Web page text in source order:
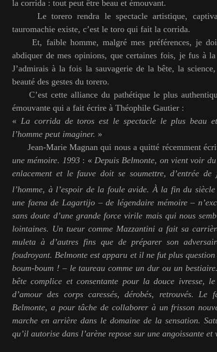
la corrida : tout peut être beau et émouvant.
Le torero rendra le spectacle artistique,
tauromachie existe, c’est le toro qui fait la corrida.
Et, faible homme, malgré mes préférences, je
abdiquer de mes opinions, que certaines fois, je fus à
J’admirais à la fois la sauvagerie de la bête, la
beauté des gestes du torero.
C’est cette alliance du pathétique le plus
émouvante qui a fait écrire à Théophile Gautier :
« La corrida de toros est le spectacle le plus beau
l’homme peut imaginer. »
Jean-Marie Magnan qui nous a quitté récemment
une mémoire. 1993: « Depuis Belmonte, on vient voir
enlacement et le fauve doit se soumettre, d’entrée
l’homme, à l’espoir de la foule avide. À la fin du
une faena de Lagartijo – de légendaire mémoire –
sans doute d’une grande force virile mais qui nous
lointaines. Un tueur comme Mazzantini a fait sa
muleta à d’autres fins que de préparer son
foudroyant. Belmonte est apparu et il ne fut plus
boum-boum ! –le taureau comme un dur ou un
bête complice et consentante pour la douce ivresse,
d’amour des corps caressés, dérobés, retrouvés. Le
Belmonte, a pour tâche de collaborer à un frisson
marche en arrière dans le domaine de la sensation.
qu’il autorise dans l’arène repose sur une angoissante